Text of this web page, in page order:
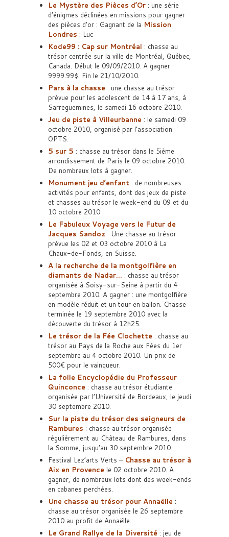
Le Mystère des Pièces d’Or : une série
d’énigmes déclinées en missions pour gagner
des pièces d’or : Gagnant de la Mission
Londres : Luc
Kode99 : Cap sur Montréal : chasse au
trésor centrée sur la ville de Montréal, Québec,
Canada. Début le 09/09/2010. A gagner
9999.99$. Fin le 21/10/2010.
Pars à la chasse : une chasse au trésor
prévue pour les adolescent de 14 à 17 ans, à
Sarreguemines, le samedi 16 octobre 2010.
Jeu de piste à Villeurbanne : le samedi 09
octobre 2010, organisé par l’association
OPTS.
5 sur 5 : chasse au trésor dans le 5ième
arrondissement de Paris le 09 octobre 2010.
De nombreux lots à gagner.
Monument jeu d’enfant : de nombreuses
activités pour enfants, dont des jeux de piste
et chasses au trésor le week-end du 09 et du
10 octobre 2010
Le Fabuleux Voyage vers le Futur de
Jacques Sandoz : Une chasse au trésor
prévue les 02 et 03 octobre 2010 à La
Chaux-de-Fonds, en Suisse.
A la recherche de la montgolfière en
diamants de Nadar… : chasse au trésor
organisée à Soisy-sur-Seine à partir du 4
septembre 2010. A gagner : une montgolfière
en modèle réduit et un tour en ballon. Chasse
terminée le 19 septembre 2010 avec la
découverte du trésor à 12h25.
Le trésor de la Fée Clochette : chasse au
trésor au Pays de la Roche aux Fées du 1er
septembre au 4 octobre 2010. Un prix de
500€ pour le vainqueur.
La folle Encyclopédie du Professeur
Quinconce : chasse au trésor étudiante
organisée par l’Université de Bordeaux, le jeudi
30 septembre 2010.
Sur la piste du trésor des seigneurs de
Rambures : chasse au trésor organisée
régulièrement au Château de Rambures, dans
la Somme, jusqu’au 30 septembre 2010.
Festival Lez’arts Verts – Chasse au trésor à
Aix en Provence le 02 octobre 2010. A
gagner, de nombreux lots dont des week-ends
en cabanes perchées.
Une chasse au trésor pour Annaëlle :
chasse au trésor organisée le 26 septembre
2010 au profit de Annaëlle.
Le Grand Rallye de la Diversité : jeu de